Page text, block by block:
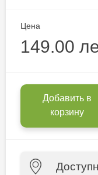
Цена
149.00
Добавить в
корзину